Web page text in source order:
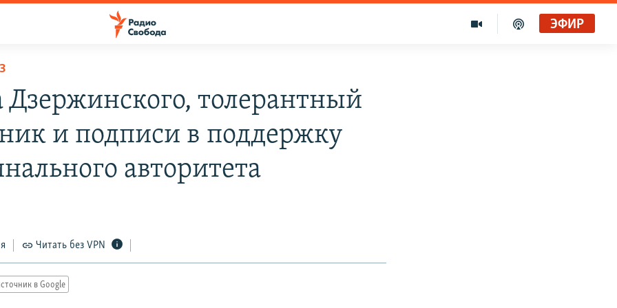
ЭФИР
толерантный
и подписи в поддержку
авторитета
Читать без VPN
в Google